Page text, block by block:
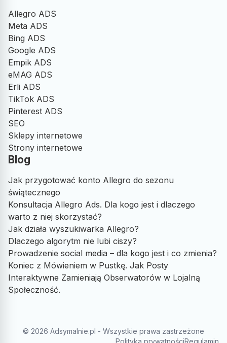
Allegro ADS
Meta ADS
Bing ADS
Google ADS
Empik ADS
eMAG ADS
Erli ADS
TikTok ADS
Pinterest ADS
SEO
Sklepy internetowe
Strony internetowe
Blog
Jak przygotować konto Allegro do sezonu
świątecznego
Konsultacja Allegro Ads. Dla kogo jest i dlaczego
warto z niej skorzystać?
Jak działa wyszukiwarka Allegro?
Dlaczego algorytm nie lubi ciszy?
Prowadzenie social media – dla kogo jest i co zmienia?
Koniec z Mówieniem w Pustkę. Jak Posty
Interaktywne Zamieniają Obserwatorów w Lojalną
Społeczność.
© 2026 Adsymalnie.pl - Wszystkie prawa zastrzeżone
Polityka prywatnościRegulamin